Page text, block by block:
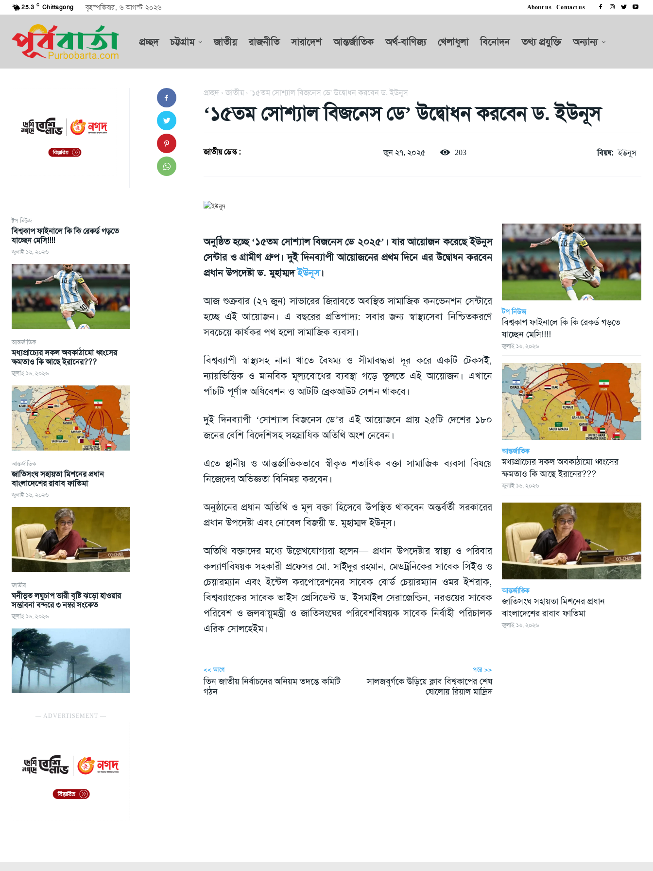
25.3 C Chittagong বৃহস্পতিবার, ৬ আগস্ট ২০২৬ About us Contact us
প্রচ্ছদ চট্টগ্রাম জাতীয় রাজনীতি সারাদেশ আন্তর্জাতিক অর্থ-বাণিজ্য খেলাধুলা বিনোদন তথ্য প্রযুক্তি অন্যান্য
টপ নিউজ
বিশ্বকাপ ফাইনালে কি কি রেকর্ড গড়তে
যাচ্ছেন মেসি!!!!
জুলাই ১৬, ২০২৬
আন্তর্জাতিক
মধ্যপ্রাচ্যের সকল অবকাঠামো ধ্বংসের
ক্ষমতাও কি আছে ইরানের???
জুলাই ১৬, ২০২৬
আন্তর্জাতিক
জাতিসংঘ সহায়তা মিশনের প্রধান
বাংলাদেশের রাবাব ফাতিমা
জুলাই ১৬, ২০২৬
জাতীয়
ঘনীভূত লঘুচাপ ভারী বৃষ্টি ঝড়ো হাওয়ার
সম্ভাবনা বন্দরে ৩ নম্বর সংকেত
জুলাই ১৬, ২০২৬
― ADVERTISEMENT ―
প্রচ্ছদ জাতীয় '১৫তম সোশ্যাল বিজনেস ডে' উদ্বোধন করবেন ড. ইউনূস
‘১৫তম সোশ্যাল বিজনেস ডে’ উদ্বোধন করবেন ড. ইউনূস
জাতীয় ডেস্ক : জুন ২৭, ২০২৫ 203 বিয়ষ: ইউনূস
অনুষ্ঠিত হচ্ছে ‘১৫তম সোশ্যাল বিজনেস ডে ২০২৫’। যার আয়োজন করেছে ইউনুস
সেন্টার ও গ্রামীণ গ্রুপ। দুই দিনব্যাপী আয়োজনের প্রথম দিনে এর উদ্বোধন করবেন
প্রধান উপদেষ্টা ড. মুহাম্মদইউনূস।
আজ শুক্রবার (২৭ জুন) সাভারের জিরাবতে অবস্থিত সামাজিক কনভেনশন সেন্টারে
হচ্ছে এই আয়োজন। এ বছরের প্রতিপাদ্য: সবার জন্য স্বাস্থ্যসেবা নিশ্চিতকরণে
সবচেয়ে কার্যকর পথ হলো সামাজিক ব্যবসা।
বিশ্বব্যাপী স্বাস্থ্যসহ নানা খাতে বৈষম্য ও সীমাবদ্ধতা দূর করে একটি টেকসই,
ন্যায়ভিত্তিক ও মানবিক মূল্যবোধের ব্যবস্থা গড়ে তুলতে এই আয়োজন। এখানে
পাঁচটি পূর্ণাঙ্গ অধিবেশন ও আটটি ব্রেকআউট সেশন থাকবে।
দুই দিনব্যাপী ‘সোশ্যাল বিজনেস ডে’র এই আয়োজনে প্রায় ২৫টি দেশের ১৮০
জনের বেশি বিদেশিসহ সহস্রাধিক অতিথি অংশ নেবেন।
এতে স্থানীয় ও আন্তর্জাতিকভাবে স্বীকৃত শতাধিক বক্তা সামাজিক ব্যবসা বিষয়ে
নিজেদের অভিজ্ঞতা বিনিময় করবেন।
অনুষ্ঠানের প্রধান অতিথি ও মূল বক্তা হিসেবে উপস্থিত থাকবেন অন্তর্বর্তী সরকারের
প্রধান উপদেষ্টা এবং নোবেল বিজয়ী ড. মুহাম্মদ ইউনূস।
অতিথি বক্তাদের মধ্যে উল্লেখযোগ্যরা হলেন— প্রধান উপদেষ্টার স্বাস্থ্য ও পরিবার
কল্যাণবিষয়ক সহকারী প্রফেসর মো. সাইদুর রহমান, মেডট্রনিকের সাবেক সিইও ও
চেয়ারম্যান এবং ইন্টেল করপোরেশনের সাবেক বোর্ড চেয়ারম্যান ওমর ইশরাক,
বিশ্বব্যাংকের সাবেক ভাইস প্রেসিডেন্ট ড. ইসমাইল সেরাজেল্ডিন, নরওয়ের সাবেক
পরিবেশ ও জলবায়ুমন্ত্রী ও জাতিসংঘের পরিবেশবিষয়ক সাবেক নির্বাহী পরিচালক
এরিক সোলহেইম।
<< আগে
তিন জাতীয় নির্বাচনের অনিয়ম তদন্তে কমিটি
গঠন
পরে >>
সালজবুর্গকে উড়িয়ে ক্লাব বিশ্বকাপের শেষ
ষোলোয় রিয়াল মাদ্রিদ
টপ নিউজ
বিশ্বকাপ ফাইনালে কি কি রেকর্ড গড়তে
যাচ্ছেন মেসি!!!!
জুলাই ১৬, ২০২৬
আন্তর্জাতিক
মধ্যপ্রাচ্যের সকল অবকাঠামো ধ্বংসের
ক্ষমতাও কি আছে ইরানের???
জুলাই ১৬, ২০২৬
আন্তর্জাতিক
জাতিসংঘ সহায়তা মিশনের প্রধান
বাংলাদেশের রাবাব ফাতিমা
জুলাই ১৬, ২০২৬